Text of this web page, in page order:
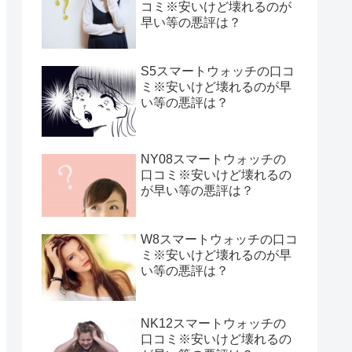
コミ※安いけど壊れるのが
早い等の悪評は？
S5スマートウォッチの口コ
ミ※安いけど壊れるのが早
い等の悪評は？
NY08スマートウォッチの
口コミ※安いけど壊れるの
が早い等の悪評は？
W8スマートウォッチの口コ
ミ※安いけど壊れるのが早
い等の悪評は？
NK12スマートウォッチの
口コミ※安いけど壊れるの